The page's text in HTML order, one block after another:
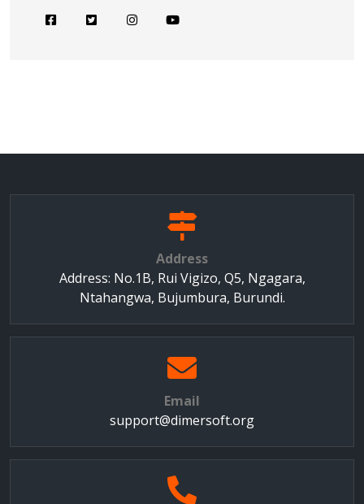
Address
Address: No.1B, Rui Vigizo, Q5, Ngagara,
Ntahangwa, Bujumbura, Burundi.
Email
support@dimersoft.org